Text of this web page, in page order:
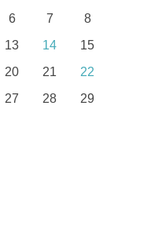
6 7
8
13 14
15
20 21
22
27 28
29